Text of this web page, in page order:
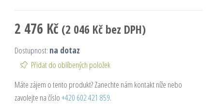
2 476 Kč (2 046 Kč bez DPH)
Dostupnost: na dotaz
Přidat do oblíbených položek
Máte zájem o tento produkt? Zanechte nám kontakt níže nebo
zavolejte na číslo+420 602 421 859.